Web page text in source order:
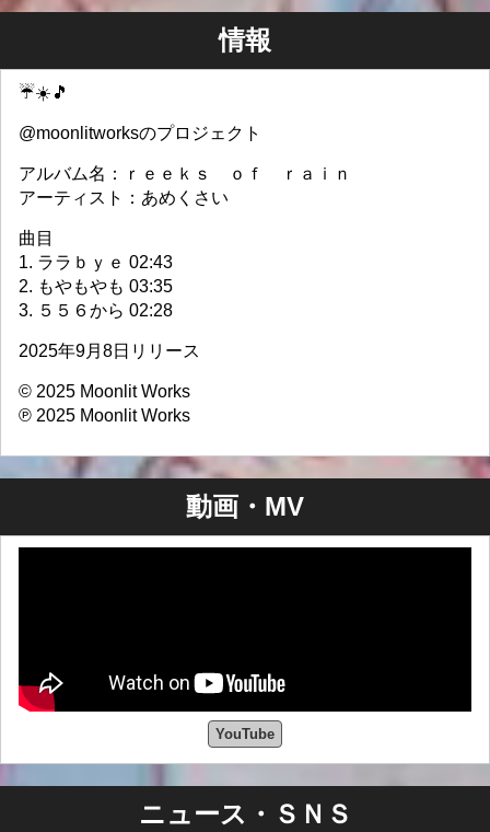
情報
☔☀️🎵
@moonlitworksのプロジェクト
アルバム名：ｒｅｅｋｓ ｏｆ ｒａｉｎ
アーティスト：あめくさい
曲目
1. ララｂｙｅ 02:43
2. もやもやも 03:35
3. ５５６から 02:28
2025年9月8日リリース
© 2025 Moonlit Works
℗ 2025 Moonlit Works
動画・MV
YouTube
ニュース・ＳＮＳ